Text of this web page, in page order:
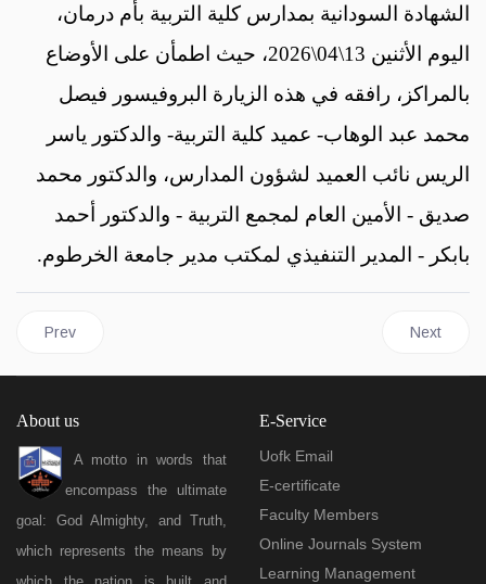
الشهادة السودانية بمدارس كلية التربية بأم درمان،
اليوم الأثنين 13\04\2026، حيث اطمأن على الأوضاع
بالمراكز، رافقه في هذه الزيارة البروفيسور فيصل
محمد عبد الوهاب- عميد كلية التربية- والدكتور ياسر
الريس نائب العميد لشؤون المدارس، والدكتور محمد
صديق - الأمين العام لمجمع التربية - والدكتور أحمد
بابكر - المدير التنفيذي لمكتب مدير جامعة الخرطوم.
Previous article: The Training Unit of the Alumni Affairs
Prev Next
Next
About us
A motto in words that
encompass the ultimate
goal: God Almighty, and Truth,
which represents the means by
E-Service
Uofk Email
E-certificate
Faculty Members
Online Journals System
Learning Management